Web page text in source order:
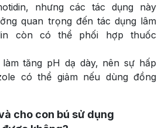
nhưng các tác dụng này
quan trọng đến tác dụng lâm
còn có thể phối hợp thuốc
làm tăng pH dạ dày, nên sự hấp
có thể giảm nếu dùng đồng
cho con bú sử dụng